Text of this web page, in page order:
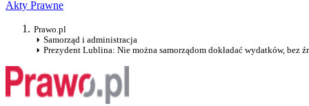
Akty Prawne
Prawo.pl
Samorząd i administracja
Prezydent Lublina: Nie można samorządom dokładać wydatków, bez